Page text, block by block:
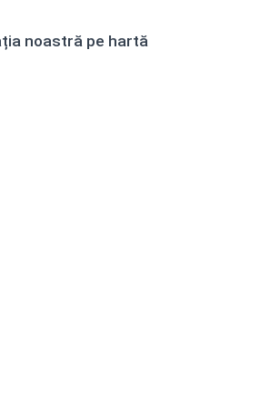
noastră pe hartă